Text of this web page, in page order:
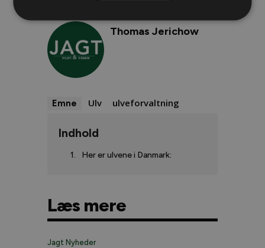
Thomas Jerichow
Emne Ulv ulveforvaltning
Indhold
Her er ulvene i Danmark:
Læs mere
Jagt Nyheder